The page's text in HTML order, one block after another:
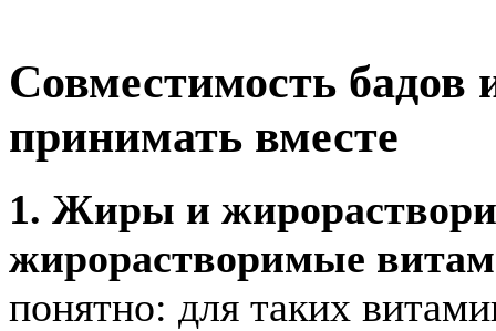
Совместимость бадов
принимать вместе
1. Жиры и
жирорастворимые
понятно: для таких